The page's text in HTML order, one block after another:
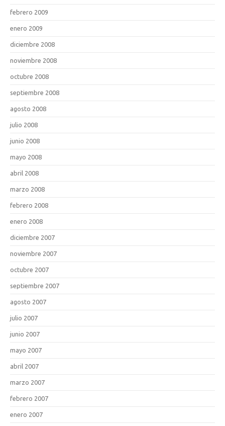
febrero 2009
enero 2009
diciembre 2008
noviembre 2008
octubre 2008
septiembre 2008
agosto 2008
julio 2008
junio 2008
mayo 2008
abril 2008
marzo 2008
febrero 2008
enero 2008
diciembre 2007
noviembre 2007
octubre 2007
septiembre 2007
agosto 2007
julio 2007
junio 2007
mayo 2007
abril 2007
marzo 2007
febrero 2007
enero 2007